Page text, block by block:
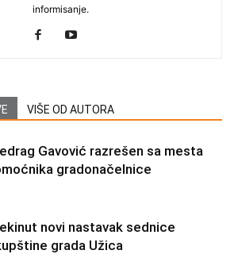
informisanje.
VIŠE OD AUTORA
Gavović razrešen sa mesta
gradonačelnice
novi nastavak sednice
grada Užica